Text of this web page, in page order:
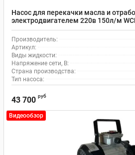
Насос для перекачки масла и
электродвигателем 220в 150л/м
Производитель:
Артикул:
Виды жидкости:
Напряжение сети, В:
Страна производства:
Тип насоса:
43 700 руб
Видеообзор